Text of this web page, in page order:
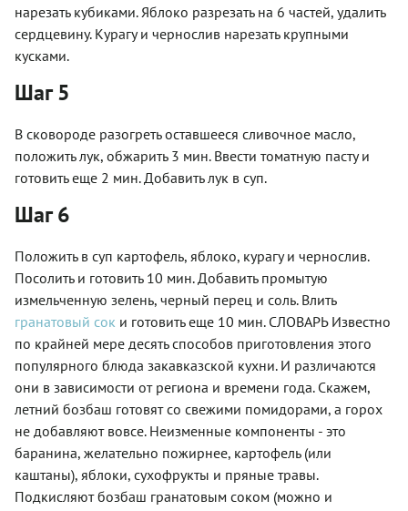
нарезать кубиками. Яблоко разрезать на 6 частей, удалить
сердцевину. Курагу и чернослив нарезать крупными
кусками.
Шаг 5
В сковороде разогреть оставшееся сливочное масло,
положить лук, обжарить 3 мин. Ввести томатную пасту и
готовить еще 2 мин. Добавить лук в суп.
Шаг 6
Положить в суп картофель, яблоко, курагу и чернослив.
Посолить и готовить 10 мин. Добавить промытую
измельченную зелень, черный перец и соль. Влить
гранатовый сок и готовить еще 10 мин. СЛОВАРЬ Известно
по крайней мере десять способов приготовления этого
популярного блюда закавказской кухни. И различаются
они в зависимости от региона и времени года. Скажем,
летний бозбаш готовят со свежими помидорами, а горох
не добавляют вовсе. Неизменные компоненты - это
баранина, желательно пожирнее, картофель (или
каштаны), яблоки, сухофрукты и пряные травы.
Подкисляют бозбаш гранатовым соком (можно и